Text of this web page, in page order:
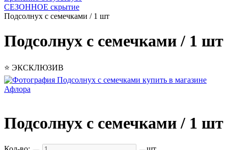
СЕЗОННОЕ скрытие
Подсолнух с семечками / 1 шт
Подсолнух с семечками / 1 шт
⭐️ ЭКСКЛЮЗИВ
Подсолнух с семечками / 1 шт